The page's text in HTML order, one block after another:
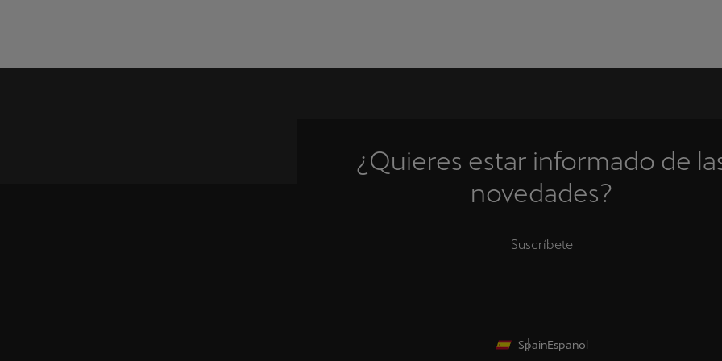
¿Quieres estar informado de
novedades?
Suscríbete
SpainEspañol